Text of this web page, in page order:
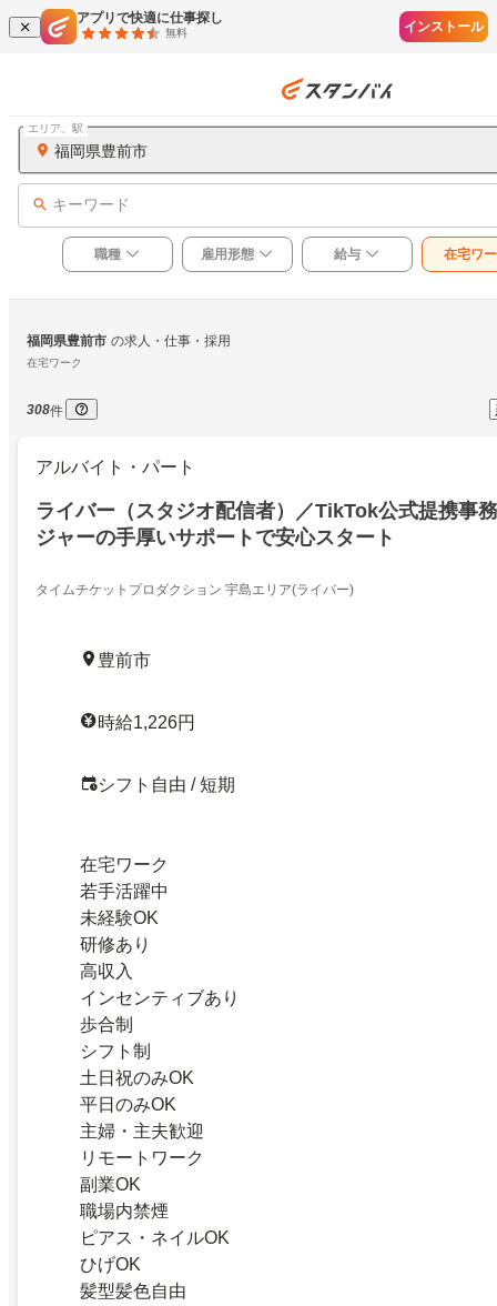
アプリで快適に仕事探し
無料 インストール
福岡県豊前市
エリア、駅
キーワード
職種 雇用形態 給与 在宅ワ
福岡県豊前市 の求人・仕事・採用
在宅ワーク
308件
アルバイト・パート
ライバー（スタジオ配信者）／TikTok公式提携事
ジャーの手厚いサポートで安心スタート
タイムチケットプロダクション 宇島エリア(ライバー)
豊前市
時給1,226円
シフト自由 / 短期
在宅ワーク
若手活躍中
未経験OK
研修あり
高収入
インセンティブあり
歩合制
シフト制
土日祝のみOK
平日のみOK
主婦・主夫歓迎
リモートワーク
副業OK
職場内禁煙
ピアス・ネイルOK
ひげOK
髪型髪色自由